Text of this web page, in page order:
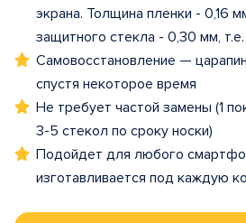
экрана. Толщина пленки - 0,16
защитного стекла - 0,30 мм,
Самовосстановление —
спустя некоторое время
Не требует частой замены (1
3-5 стекол по сроку носки)
Подойдет для любого
изготавливается под каждую